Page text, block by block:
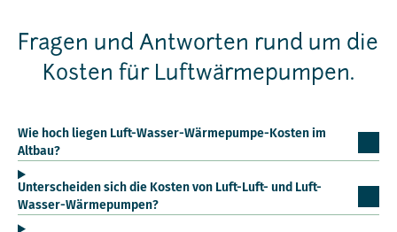
Fragen und Antworten rund um die
Kosten für Luftwärmepumpen.
Wie hoch liegen Luft-Wasser-Wärmepumpe-Kosten im
Altbau?
Unterscheiden sich die Kosten von Luft-Luft- und Luft-
Wasser-Wärmepumpen?